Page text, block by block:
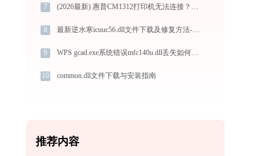
7 (2026最新) 惠普CM1312打印机无法连接？请参考这篇文章 -金山毒霸
8 最新逆水寒icuuc56.dll文件下载及修复方法-金山毒霸
9 WPS gcad.exe系统错误mfc140u.dll丢失如何解决
10 common.dll文件下载与安装指南
推荐内容